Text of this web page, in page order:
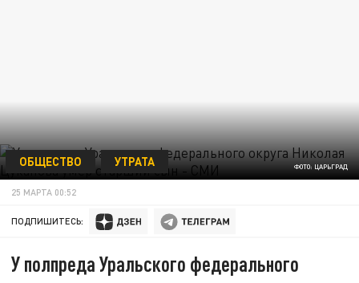
ФОТО: ЦАРЬГРАД
ОБЩЕСТВО УТРАТА
25 МАРТА 00:52
ПОДПИШИТЕСЬ:
У полпреда Уральского федерального